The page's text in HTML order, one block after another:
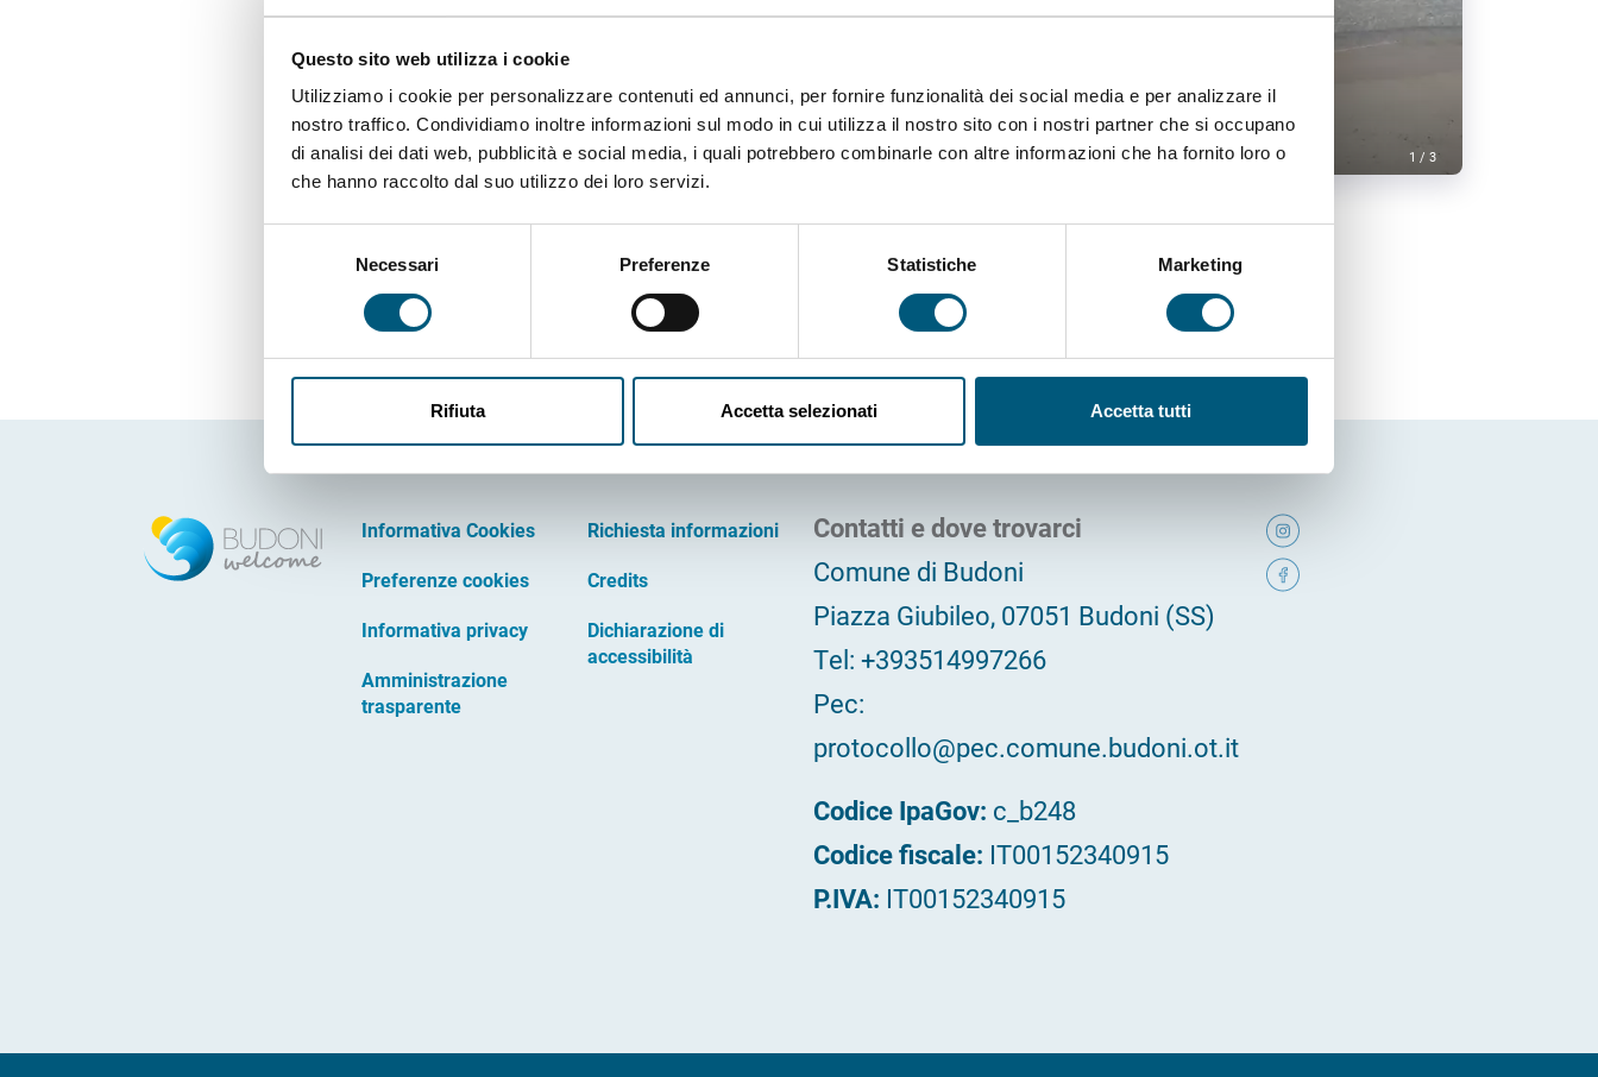
Questo sito web utilizza i cookie
Utilizziamo i cookie per personalizzare contenuti ed annunci, per fornire funzionalità dei social media e per analizzare il
nostro traffico. Condividiamo inoltre informazioni sul modo in cui utilizza il nostro sito con i nostri partner che si occupano
di analisi dei dati web, pubblicità e social media, i quali potrebbero combinarle con altre informazioni che ha fornito loro o
che hanno raccolto dal suo utilizzo dei loro servizi.
Necessari Preferenze Statistiche Marketing
Rifiuta Accetta selezionati Accetta tutti
Orsa Minore 4 1 / 3
SERVIZI PRINCIPALI
Informativa Cookies
Preferenze cookies
Informativa privacy
Amministrazione
trasparente
Richiesta informazioni
Credits
Dichiarazione di
accessibilità
Contatti e dove trovarci
Comune di Budoni
Piazza Giubileo, 07051 Budoni (SS)
Tel: +393514997266
Pec:
protocollo@pec.comune.budoni.ot.it
Codice IpaGov: c_b248
Codice fiscale: IT00152340915
P.IVA: IT00152340915